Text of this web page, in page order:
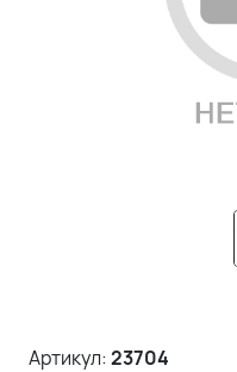
Артикул:23704